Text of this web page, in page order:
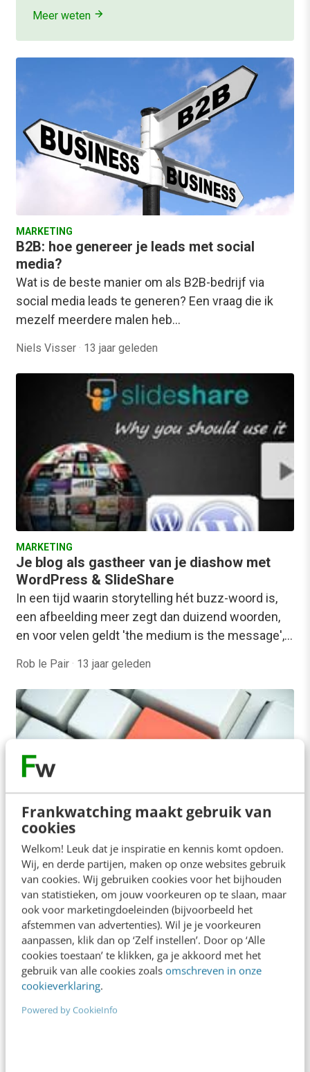
Frankwatching maakt gebruik van
cookies
Welkom! Leuk dat je inspiratie en kennis komt opdoen.
Wij, en derde partijen, maken op onze websites gebruik
van cookies. Wij gebruiken cookies voor het bijhouden
van statistieken, om jouw voorkeuren op te slaan, maar
ook voor marketingdoeleinden (bijvoorbeeld het
afstemmen van advertenties). Wil je je voorkeuren
aanpassen, klik dan op ‘Zelf instellen’. Door op ‘Alle
cookies toestaan’ te klikken, ga je akkoord met het
gebruik van alle cookies zoals omschreven in onze
cookieverklaring.
Powered by CookieInfo
Meer weten
MARKETING
B2B: hoe genereer je leads met social
media?
Wat is de beste manier om als B2B-bedrijf via
social media leads te generen? Een vraag die ik
mezelf meerdere malen heb…
Niels Visser · 13 jaar geleden
MARKETING
Je blog als gastheer van je diashow met
WordPress & SlideShare
In een tijd waarin storytelling hét buzz-woord is,
een afbeelding meer zegt dan duizend woorden,
en voor velen geldt 'the medium is the message',…
Rob le Pair · 13 jaar geleden
MARKETING
Viraal verhaal: de opmars van visuele
content
De enorme hoeveelheid Instagram-gebruikers, de
verslavingsgevoeligheid van Pinterest en het
bizarre gemak van het rebloggen van beelden op
Tumblr, ik zie een…